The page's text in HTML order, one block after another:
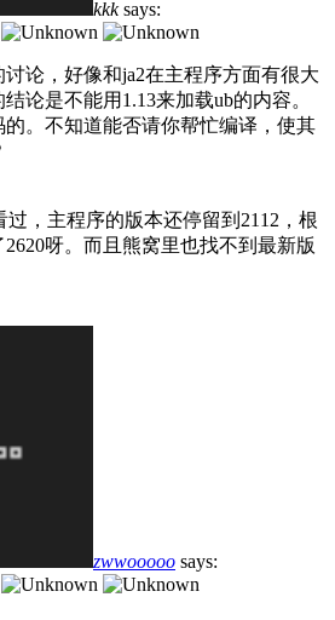
kkk says:
论，好像和ja2在主程序方面有很大
论是不能用1.13来加载ub的内容。
的。不知道能否请你帮忙编译，使其
过，主程序的版本还停留到2112，根
呀。而且熊窝里也找不到最新版
zwwooooo says: